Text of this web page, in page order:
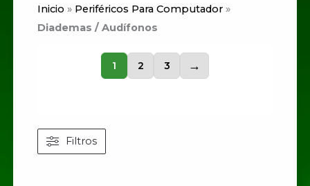
Inicio » Periféricos Para Computador »
Diademas / Audífonos
1 2 3 →
Filtros